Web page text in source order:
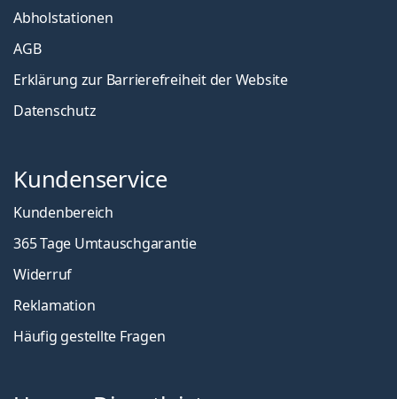
Abholstationen
AGB
Erklärung zur Barrierefreiheit der Website
Datenschutz
Kundenservice
Kundenbereich
365 Tage Umtauschgarantie
Widerruf
Reklamation
Häufig gestellte Fragen